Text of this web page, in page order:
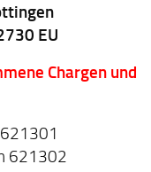
EU
Chargen und
621302